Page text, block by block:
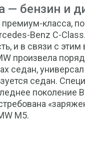
— бензин и
класса,
Benz C-
и в связи с
произвела
седан,
седан.
поколение
M5.